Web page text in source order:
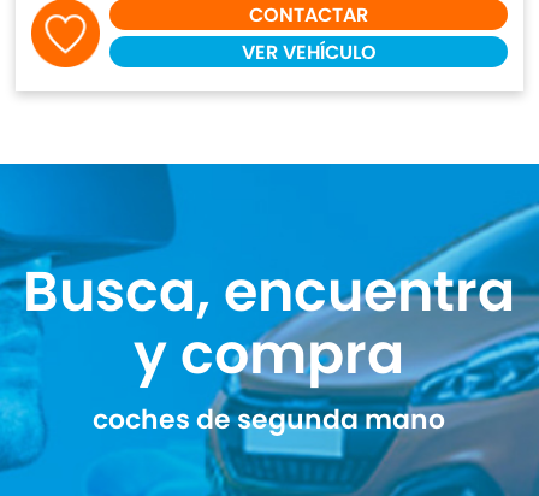
CONTACTAR
VER VEHÍCULO
Busca, encuentra
y compra
coches de segunda mano